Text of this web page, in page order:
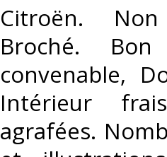
‎Citroën.
Broché.
convenable,
Intérieur
agrafées.